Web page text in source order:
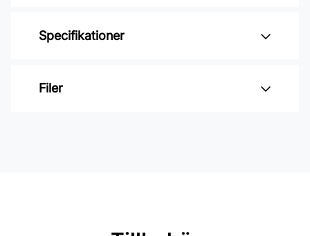
Specifikationer
Varumärke: Midbec Tapeter
Mönsterrepetition: 26,5 cm
Filer